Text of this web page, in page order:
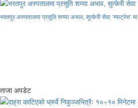
भरतपुर अस्पतालमा प्रसूति शय्या अभाव, सुत्केरी सेवा ‘म्याट्रेस’ मा
ताजा अपडेट